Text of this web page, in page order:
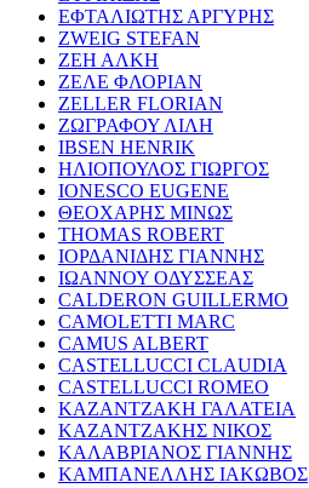
ΕΦΤΑΛΙΩΤΗΣ ΑΡΓΥΡΗΣ
ZWEIG STEFAN
ΖΕΗ ΑΛΚΗ
ΖΕΛΕ ΦΛΟΡΙΑΝ
ZELLER FLORIAN
ΖΩΓΡΑΦΟΥ ΛΙΛΗ
IBSEN HENRIK
ΗΛΙΟΠΟΥΛΟΣ ΓΙΩΡΓΟΣ
IONESCO EUGENE
ΘΕΟΧΑΡΗΣ ΜΙΝΩΣ
THOMAS ROBERT
ΙΟΡΔΑΝΙΔΗΣ ΓΙΑΝΝΗΣ
ΙΩΑΝΝΟΥ ΟΔΥΣΣΕΑΣ
CALDERON GUILLERMO
CAMOLETTI MARC
CAMUS ALBERT
CASTELLUCCI CLAUDIA
CASTELLUCCI ROMEO
ΚΑΖΑΝΤΖΑΚΗ ΓΑΛΑΤΕΙΑ
ΚΑΖΑΝΤΖΑΚΗΣ ΝΙΚΟΣ
ΚΑΛΑΒΡΙΑΝΟΣ ΓΙΑΝΝΗΣ
ΚΑΜΠΑΝΕΛΛΗΣ ΙΑΚΩΒΟΣ